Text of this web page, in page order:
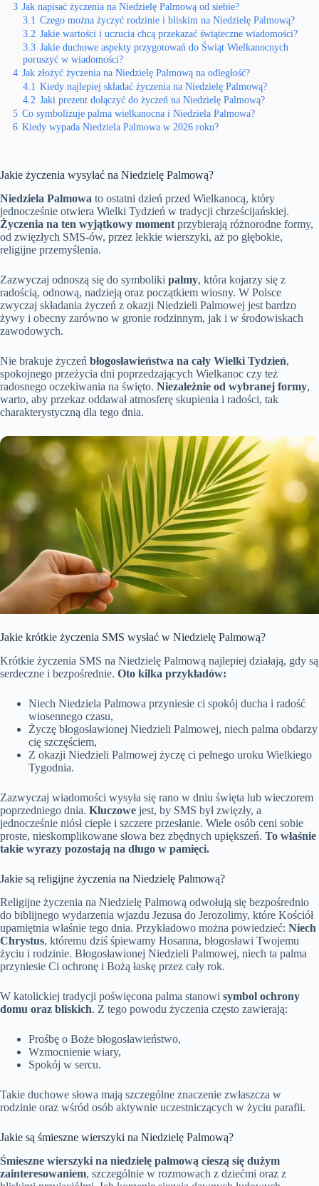
3 Jak napisać życzenia na Niedzielę Palmową od siebie?
3.1 Czego można życzyć rodzinie i bliskim na Niedzielę Palmową?
3.2 Jakie wartości i uczucia chcą przekazać świąteczne wiadomości?
3.3 Jakie duchowe aspekty przygotowań do Świąt Wielkanocnych
poruszyć w wiadomości?
4 Jak złożyć życzenia na Niedzielę Palmową na odległość?
4.1 Kiedy najlepiej składać życzenia na Niedzielę Palmową?
4.2 Jaki prezent dołączyć do życzeń na Niedzielę Palmową?
5 Co symbolizuje palma wielkanocna i Niedziela Palmowa?
6 Kiedy wypada Niedziela Palmowa w 2026 roku?
Jakie życzenia wysyłać na Niedzielę Palmową?
Niedziela Palmowa to ostatni dzień przed Wielkanocą, który
jednocześnie otwiera Wielki Tydzień w tradycji chrześcijańskiej.
Życzenia na ten wyjątkowy moment przybierają różnorodne formy,
od zwięzłych SMS-ów, przez lekkie wierszyki, aż po głębokie,
religijne przemyślenia.
Zazwyczaj odnoszą się do symboliki palmy, która kojarzy się z
radością, odnową, nadzieją oraz początkiem wiosny. W Polsce
zwyczaj składania życzeń z okazji Niedzieli Palmowej jest bardzo
żywy i obecny zarówno w gronie rodzinnym, jak i w środowiskach
zawodowych.
Nie brakuje życzeń błogosławieństwa na cały Wielki Tydzień,
spokojnego przeżycia dni poprzedzających Wielkanoc czy też
radosnego oczekiwania na święto. Niezależnie od wybranej formy,
warto, aby przekaz oddawał atmosferę skupienia i radości, tak
charakterystyczną dla tego dnia.
Jakie krótkie życzenia SMS wysłać w Niedzielę Palmową?
Krótkie życzenia SMS na Niedzielę Palmową najlepiej działają, gdy są
serdeczne i bezpośrednie. Oto kilka przykładów:
Niech Niedziela Palmowa przyniesie ci spokój ducha i radość
wiosennego czasu,
Życzę błogosławionej Niedzieli Palmowej, niech palma obdarzy
cię szczęściem,
Z okazji Niedzieli Palmowej życzę ci pełnego uroku Wielkiego
Tygodnia.
Zazwyczaj wiadomości wysyła się rano w dniu święta lub wieczorem
poprzedniego dnia. Kluczowe jest, by SMS był zwięzły, a
jednocześnie niósł ciepłe i szczere przesłanie. Wiele osób ceni sobie
proste, nieskomplikowane słowa bez zbędnych upiększeń. To właśnie
takie wyrazy pozostają na długo w pamięci.
Jakie są religijne życzenia na Niedzielę Palmową?
Religijne życzenia na Niedzielę Palmową odwołują się bezpośrednio
do biblijnego wydarzenia wjazdu Jezusa do Jerozolimy, które Kościół
upamiętnia właśnie tego dnia. Przykładowo można powiedzieć: Niech
Chrystus, któremu dziś śpiewamy Hosanna, błogosławi Twojemu
życiu i rodzinie. Błogosławionej Niedzieli Palmowej, niech ta palma
przyniesie Ci ochronę i Bożą łaskę przez cały rok.
W katolickiej tradycji poświęcona palma stanowi symbol ochrony
domu oraz bliskich. Z tego powodu życzenia często zawierają:
Prośbę o Boże błogosławieństwo,
Wzmocnienie wiary,
Spokój w sercu.
Takie duchowe słowa mają szczególne znaczenie zwłaszcza w
rodzinie oraz wśród osób aktywnie uczestniczących w życiu parafii.
Jakie są śmieszne wierszyki na Niedzielę Palmową?
Śmieszne wierszyki na niedzielę palmową cieszą się dużym
zainteresowaniem, szczególnie w rozmowach z dziećmi oraz z